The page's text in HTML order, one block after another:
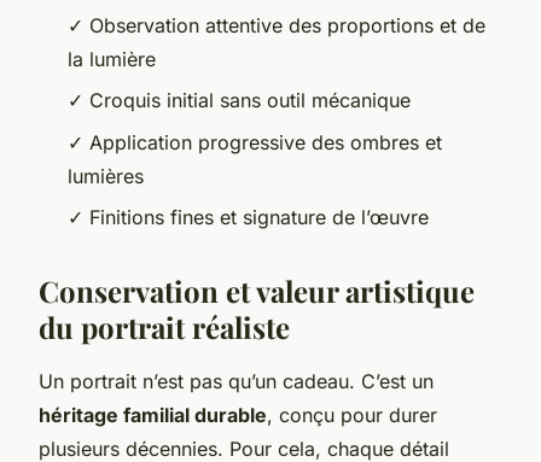
✓ Observation attentive des proportions et de
la lumière
✓ Croquis initial sans outil mécanique
✓ Application progressive des ombres et
lumières
✓ Finitions fines et signature de l’œuvre
Conservation et valeur artistique
du portrait réaliste
Un portrait n’est pas qu’un cadeau. C’est un
héritage familial durable, conçu pour durer
plusieurs décennies. Pour cela, chaque détail